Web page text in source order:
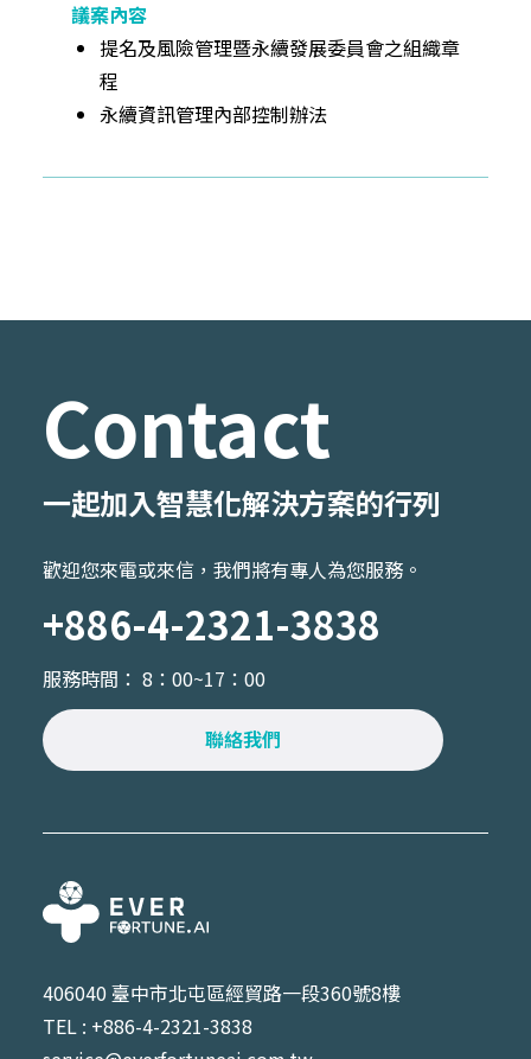
提名及風險管理暨永續發展委員會之組織章
程
永續資訊管理內部控制辦法
Contact
一起加入智慧化解決方案的行列
歡迎您來電或來信，我們將有專人為您服務。
+886-4-2321-3838
服務時間： 8：00~17：00
聯絡我們
406040 臺中市北屯區經貿路一段360號8樓
TEL : +886-4-2321-3838